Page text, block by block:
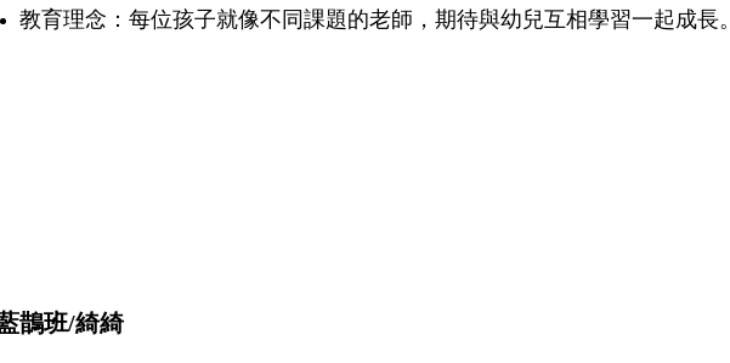
教育理念： 每位孩子就像不同課題的老師，期待與幼兒互相學習一起成長。
班/綺綺